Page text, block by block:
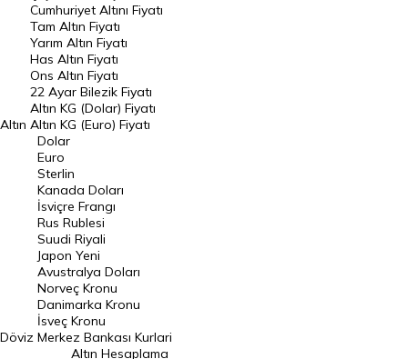
Endeksler
DÖVİZ
Döviz Kuru
Dolar Kuru
Euro Kuru
Pound Kuru
Frank Kuru
Riyal Kuru
Avustralya Doları
Danimarka Kronu Kuru
Kanada Doları Kuru
Norveç Kronu Kuru
Altın
Cumhuriyet Altını Fiyatı
Tam Altın Fiyatı
Yarım Altın Fiyatı
Has Altın Fiyatı
Ons Altın Fiyatı
22 Ayar Bilezik Fiyatı
Altın KG (Dolar) Fiyatı
Altın KG (Euro) Fiyatı
Döviz
Dolar
Euro
Sterlin
Kanada Doları
İsviçre Frangı
Rus Rublesi
Suudi Riyali
Japon Yeni
Avustralya Doları
Norveç Kronu
Danimarka Kronu
İsveç Kronu
Merkez Bankası Kurlari
Altın Hesaplama